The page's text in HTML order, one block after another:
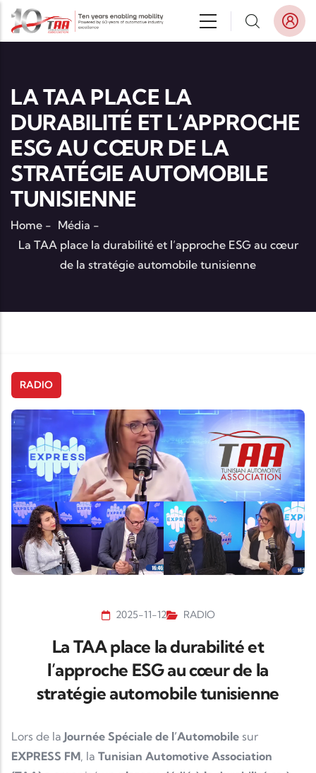
Aller au contenu principal
LA TAA PLACE LA
DURABILITÉ ET L’APPROCHE
ESG AU CŒUR DE LA
STRATÉGIE AUTOMOBILE
TUNISIENNE
Home - Média -
La TAA place la durabilité et l’approche ESG au cœur
de la stratégie automobile tunisienne
RADIO
2025-11-12 RADIO
La TAA place la durabilité et
l’approche ESG au cœur de la
stratégie automobile tunisienne
Lors de la Journée Spéciale de l’Automobile sur
EXPRESS FM, la Tunisian Automotive Association